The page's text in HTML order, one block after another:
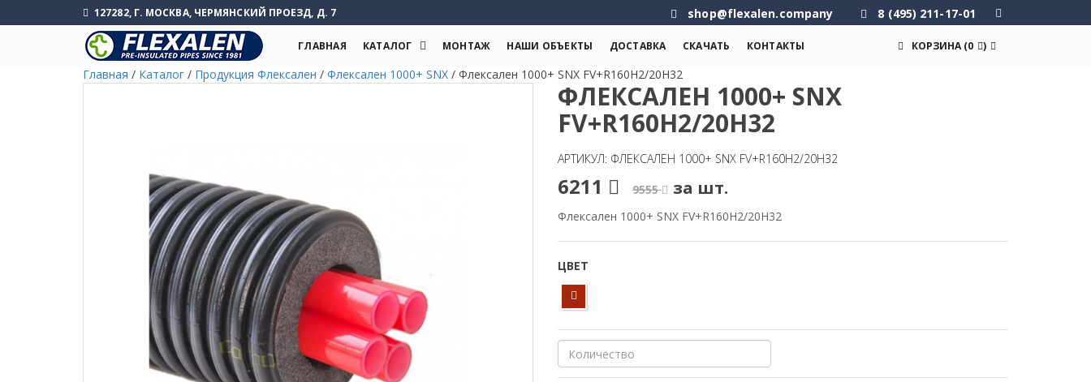
127282, Г. МОСКВА, ЧЕРМЯНСКИЙ ПРОЕЗД, Д. 7 shop@flexalen.company 8 (495) 211-17-01
ГЛАВНАЯ КАТАЛОГ МОНТАЖ НАШИ ОБЪЕКТЫ ДОСТАВКА СКАЧАТЬ КОНТАКТЫ КОРЗИНА (0 )
Главная / Каталог / Продукция Флексален / Флексален 1000+ SNX / Флексален 1000+ SNX FV+R160H2/20H32
ФЛЕКСАЛЕН 1000+ SNX
FV+R160H2/20H32
АРТИКУЛ: ФЛЕКСАЛЕН 1000+ SNX FV+R160H2/20H32
6211 9555 за шт.
Флексален 1000+ SNX FV+R160H2/20H32
ЦВЕТ